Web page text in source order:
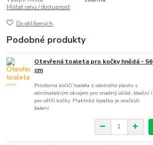
Hlídat cenu / dostupnost
Do oblíbených
Podobné produkty
Otevřená toaleta pro kočky hnědá - 56
cm
Prostorná kočičí toaleta z odolného plastu s
odnímatelným okrajem pro snadný úklid. Ideální i
pro větší kočky. Praktická lopatka je součástí
balení.